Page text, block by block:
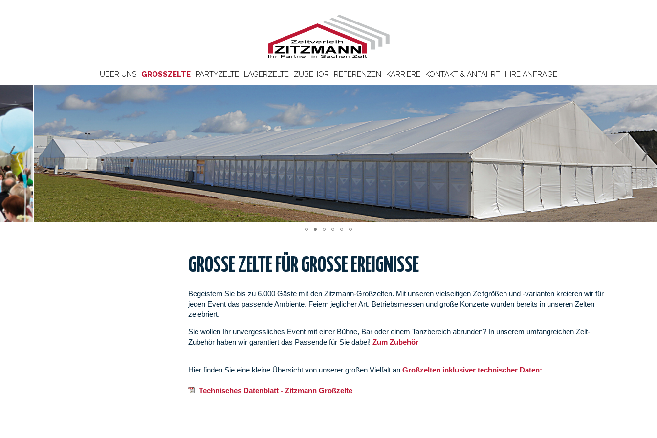
ÜBER UNS GROSSZELTE PARTYZELTE LAGERZELTE ZUBEHÖR REFERENZEN KARRIERE KONTAKT & ANFAHRT IHRE ANFRAGE
GROSSE ZELTE FÜR GROSSE EREIGNISSE
Begeistern Sie bis zu 6.000 Gäste mit den Zitzmann-Großzelten. Mit unseren vielseitigen Zeltgrößen und -varianten kreieren wir für
jeden Event das passende Ambiente. Feiern jeglicher Art, Betriebsmessen und große Konzerte wurden bereits in unseren Zelten
zelebriert.
Sie wollen Ihr unvergessliches Event mit einer Bühne, Bar oder einem Tanzbereich abrunden? In unserem umfangreichen Zelt-
Zubehör haben wir garantiert das Passende für Sie dabei! Zum Zubehör
Hier finden Sie eine kleine Übersicht von unserer großen Vielfalt an Großzelten inklusiver technischer Daten:
Technisches Datenblatt - Zitzmann Großzelte